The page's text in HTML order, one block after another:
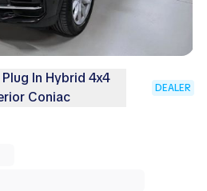
In Hybrid 4x4
Coniac
DEALER